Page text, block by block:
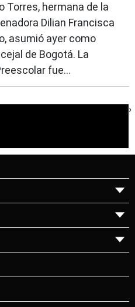
Torres, hermana de la
Dilian Francisca
asumió ayer como
de Bogotá. La
fue...
›
▼
▼
▼